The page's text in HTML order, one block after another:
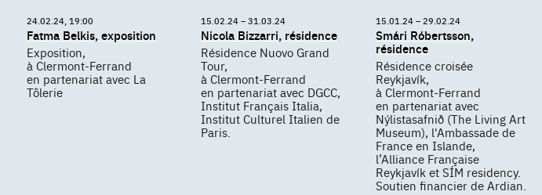
24.02.24, 19:00
Fatma Belkis, exposition
Exposition,
à Clermont-Ferrand
en partenariat avec La
Tôlerie
15.02.24 – 31.03.24
Nicola Bizzarri, résidence
Résidence Nuovo Grand
Tour,
à Clermont-Ferrand
en partenariat avec DGCC,
Institut Français Italia,
Institut Culturel Italien de
Paris.
15.01.24 – 29.02.24
Smári Róbertsson,
résidence
Résidence croisée
Reykjavík,
à Clermont-Ferrand
en partenariat avec
Nýlistasafnið (The Living Art
Museum), l'Ambassade de
France en Islande,
l’Alliance Française
Reykjavík et SÍM residency.
Soutien financier de Ardian.